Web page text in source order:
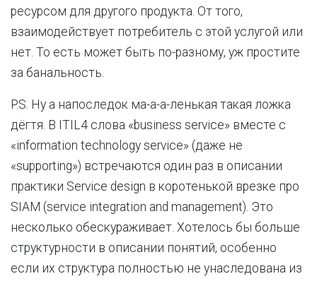
ресурсом для другого продукта. От того,
взаимодействует потребитель с этой услугой или
нет. То есть может быть по-разному, уж простите
за банальность.
P.S. Ну а напоследок ма-а-а-ленькая такая ложка
дёгтя. В ITIL4 слова «business service» вместе с
«information technology service» (даже не
«supporting») встречаются один раз в описании
практики Service design в коротенькой врезке про
SIAM (service integration and management). Это
несколько обескураживает. Хотелось бы больше
структурности в описании понятий, особенно
если их структура полностью не унаследована из